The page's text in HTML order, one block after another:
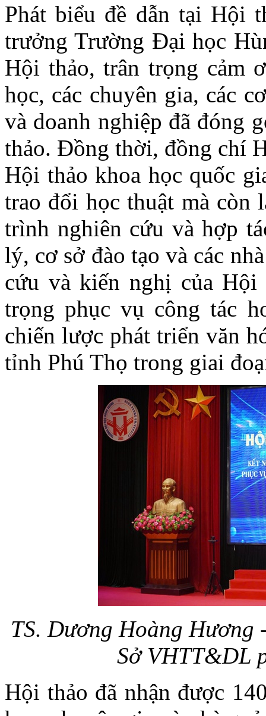
Phát biểu đề dẫn tại Hội
trưởng Trường Đại học
Hội thảo, trân trọng cảm
học, các chuyên gia, các
và doanh nghiệp đã đóng
thảo. Đồng thời, đồng chí
Hội thảo khoa học quốc
trao đổi học thuật mà còn
trình nghiên cứu và hợp
lý, cơ sở đào tạo và các
cứu và kiến nghị của Hội
trọng phục vụ công tác
chiến lược phát triển văn
tỉnh Phú Thọ trong giai
TS. Dương Hoàng Hương
Sở VHTT&DL
Hội thảo đã nhận được